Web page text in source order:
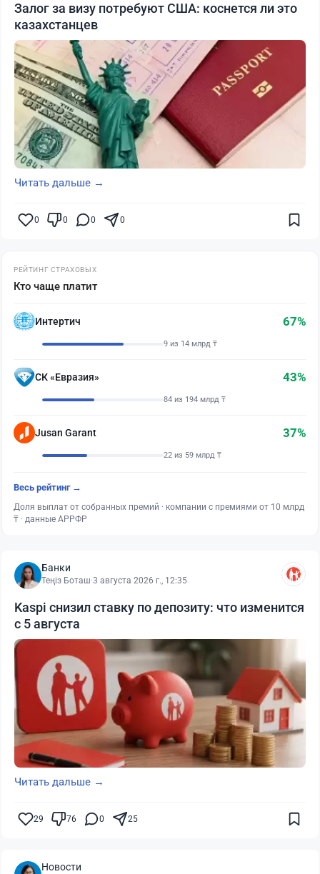
Залог за визу потребуют США: коснется ли это
казахстанцев
Читать дальше →
0 0 0 0
РЕЙТИНГ СТРАХОВЫХ
Кто чаще платит
Интертич 67%
9 из 14 млрд ₸
СК «Евразия» 43%
84 из 194 млрд ₸
Jusan Garant 37%
22 из 59 млрд ₸
Весь рейтинг →
Доля выплат от собранных премий · компании с премиями от 10 млрд
₸ · данные АРРФР
Банки
Теңіз Боташ·3 августа 2026 г., 12:35
Kaspi снизил ставку по депозиту: что изменится
с 5 августа
Читать дальше →
29 76 0 25
Новости